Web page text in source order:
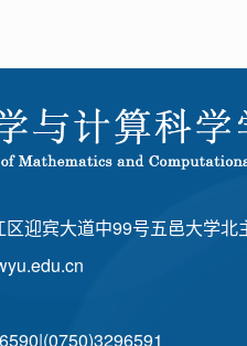
迎宾大道中99号五邑大学北